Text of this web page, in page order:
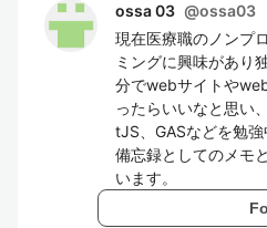
ossa 03 @ossa03
現在医療職のノンプ
ミングに興味があり
分でwebサイトや
ったらいいなと思い
tJS、GASなどを勉
備忘録としてのメモ
います。